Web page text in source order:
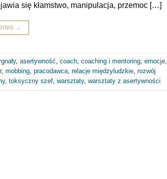
się kłamstwo, manipulacja, przemoc […]
→
, asertywność, coach, coaching i mentoring, emocje,
, mobbing, pracodawca, relacje międzyludzkie, rozwój
, toksyczny szef, warsztaty, warsztaty z asertywności